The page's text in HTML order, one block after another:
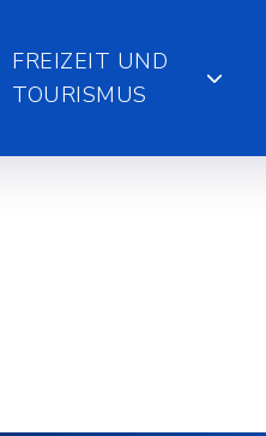
FREIZEIT UND
TOURISMUS